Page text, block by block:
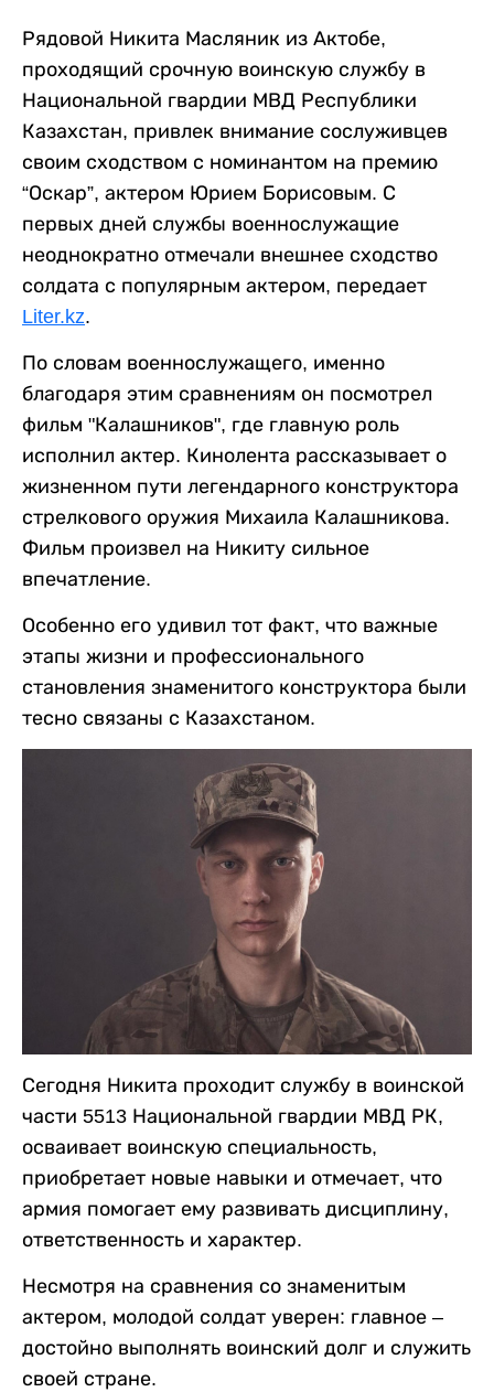
Рядовой Никита Масляник из Актобе,
проходящий срочную воинскую службу в
Национальной гвардии МВД Республики
Казахстан, привлек внимание сослуживцев
своим сходством с номинантом на премию
“Оскар”, актером Юрием Борисовым. С
первых дней службы военнослужащие
неоднократно отмечали внешнее сходство
солдата с популярным актером, передает
Liter.kz.
По словам военнослужащего, именно
благодаря этим сравнениям он посмотрел
фильм "Калашников", где главную роль
исполнил актер. Кинолента рассказывает о
жизненном пути легендарного конструктора
стрелкового оружия Михаила Калашникова.
Фильм произвел на Никиту сильное
впечатление.
Особенно его удивил тот факт, что важные
этапы жизни и профессионального
становления знаменитого конструктора были
тесно связаны с Казахстаном.
Сегодня Никита проходит службу в воинской
части 5513 Национальной гвардии МВД РК,
осваивает воинскую специальность,
приобретает новые навыки и отмечает, что
армия помогает ему развивать дисциплину,
ответственность и характер.
Несмотря на сравнения со знаменитым
актером, молодой солдат уверен: главное –
достойно выполнять воинский долг и служить
своей стране.